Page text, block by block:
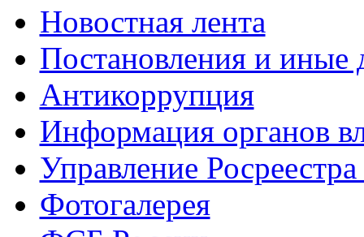
Новостная лента
Постановления и иные
Антикоррупция
Информация органов
Управление
Фотогалерея